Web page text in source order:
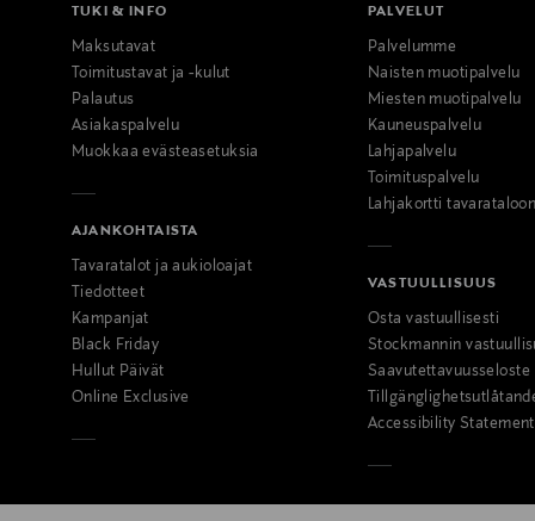
TUKI & INFO
Maksutavat
Toimitustavat ja -kulut
Palautus
Asiakaspalvelu
Muokkaa evästeasetuksia
AJANKOHTAISTA
Tavaratalot ja aukioloajat
Tiedotteet
Kampanjat
Black Friday
Hullut Päivät
Online Exclusive
PALVELUT
Palvelumme
Naisten muotipalvelu
Miesten muotipalvelu
Kauneuspalvelu
Lahjapalvelu
Toimituspalvelu
Lahjakortti tavarataloon
VASTUULLISUUS
Osta vastuullisesti
Stockmannin
Saavutettavuusseloste
Accessibility Statement